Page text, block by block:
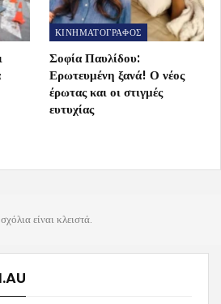
ΚΙΝΗΜΑΤΟΓΡΑΦΟΣ
Σοφία Παυλίδου:
Ερωτευμένη ξανά! Ο νέος
έρωτας και οι στιγμές
ευτυχίας
είναι κλειστά.